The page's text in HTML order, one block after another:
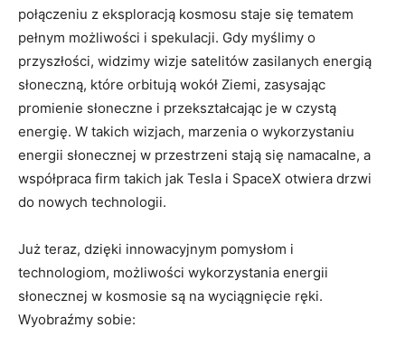
połączeniu z eksploracją kosmosu staje się tematem
pełnym możliwości i spekulacji. Gdy myślimy o
przyszłości, widzimy wizje satelitów zasilanych energią
słoneczną, które orbitują wokół Ziemi, zasysając
promienie słoneczne i przekształcając je w czystą
energię. W takich wizjach, marzenia o wykorzystaniu
energii słonecznej w przestrzeni stają się namacalne, a
współpraca firm takich jak Tesla i SpaceX otwiera drzwi
do nowych technologii.
Już teraz, dzięki innowacyjnym pomysłom i
technologiom, możliwości wykorzystania energii
słonecznej w kosmosie są na wyciągnięcie ręki.
Wyobraźmy sobie: